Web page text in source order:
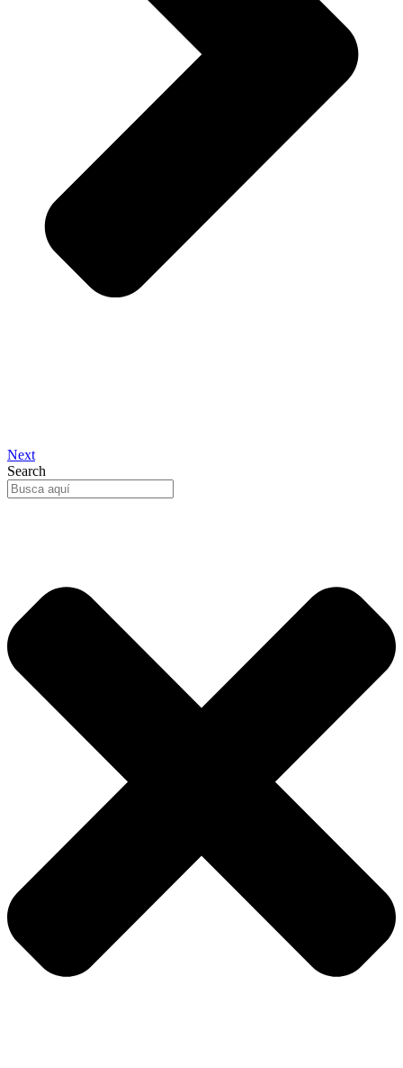
Next
Search